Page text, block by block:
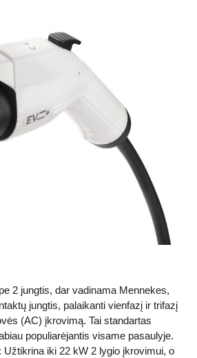
2 jungtis, dar vadinama Mennekes,
jungtis, palaikanti vienfazį ir trifazį
(AC) įkrovimą. Tai standartas
populiarėjantis visame pasaulyje.
Užtikrina iki 22 kW 2 lygio įkrovimui, o